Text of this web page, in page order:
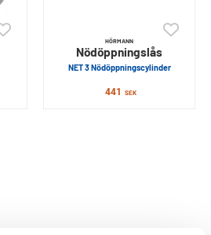
HÖRMANN
Nödöppningslås
NET 3 Nödöppningscylinder
441 SEK